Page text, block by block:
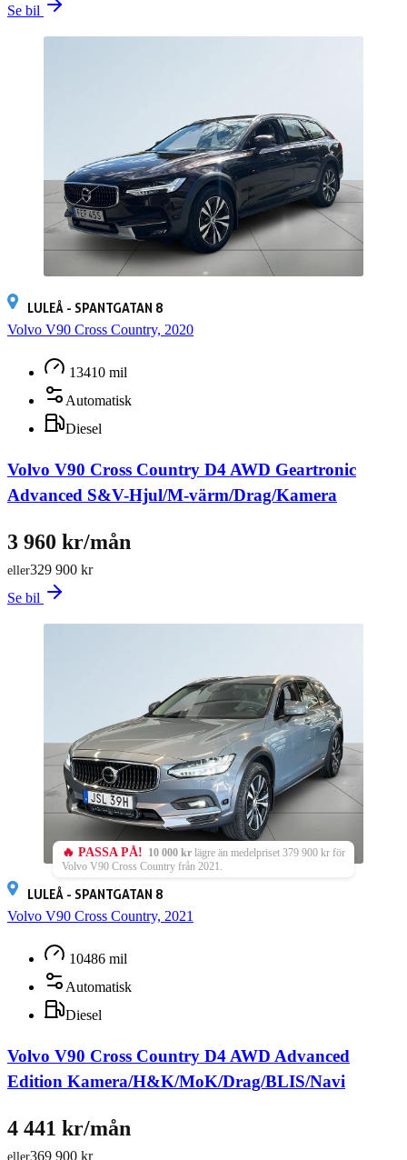
Se bil
LULEÅ - SPANTGATAN 8
Volvo V90 Cross Country, 2020
13410 mil
Automatisk
Diesel
Volvo V90 Cross Country D4 AWD Geartronic
Advanced S&V-Hjul/M-värm/Drag/Kamera
329 900 kr
eller
3 960 kr/mån
Se bil
🔥 PASSA PÅ! 10 000 kr lägre än medelpriset 379 900 kr för
Volvo V90 Cross Country från 2021.
LULEÅ - SPANTGATAN 8
Volvo V90 Cross Country, 2021
10486 mil
Automatisk
Diesel
Volvo V90 Cross Country D4 AWD Advanced
Edition Kamera/H&K/MoK/Drag/BLIS/Navi
369 900 kr
eller
4 441 kr/mån